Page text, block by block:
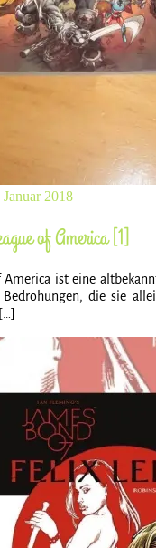
Januar 2018
of America [1]
America ist eine
die sie